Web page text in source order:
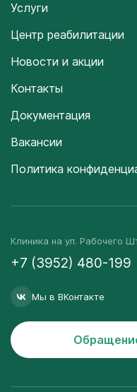
Услуги
Центр реабилитации
Новости и акции
Контакты
Документация
Вакансии
Политика
Клиника на ул. Рабочего
+7 (3952) 480-199
Мы в ВКонтакте